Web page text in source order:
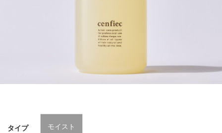
タイプ モイスト